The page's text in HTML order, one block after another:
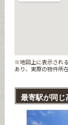
※地図上に表示され
あり、実際の物件所
最寄駅が同じ